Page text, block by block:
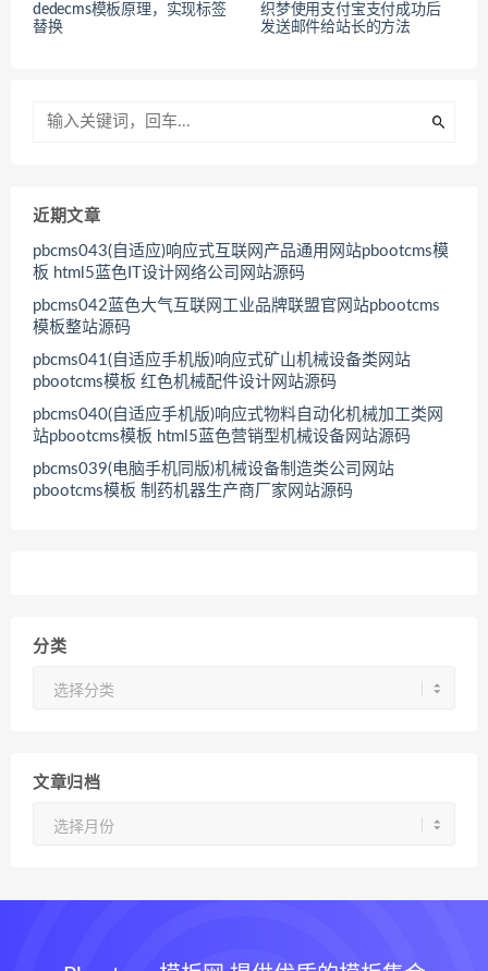
dedecms模板原理，实现标签
替换
织梦使用支付宝支付成功后
发送邮件给站长的方法
近期文章
pbcms043(自适应)响应式互联网产品通用网站pbootcms模
板 html5蓝色IT设计网络公司网站源码
pbcms042蓝色大气互联网工业品牌联盟官网站pbootcms
模板整站源码
pbcms041(自适应手机版)响应式矿山机械设备类网站
pbootcms模板 红色机械配件设计网站源码
pbcms040(自适应手机版)响应式物料自动化机械加工类网
站pbootcms模板 html5蓝色营销型机械设备网站源码
pbcms039(电脑手机同版)机械设备制造类公司网站
pbootcms模板 制药机器生产商厂家网站源码
分类
文章归档